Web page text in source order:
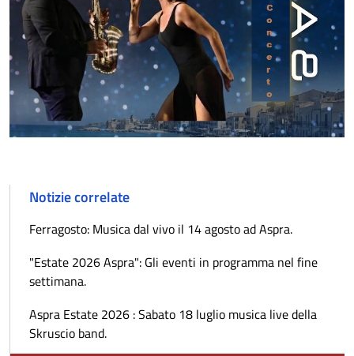
Notizie correlate
Ferragosto: Musica dal vivo il 14 agosto ad Aspra.
"Estate 2026 Aspra": Gli eventi in programma nel fine
settimana.
Aspra Estate 2026 : Sabato 18 luglio musica live della
Skruscio band.